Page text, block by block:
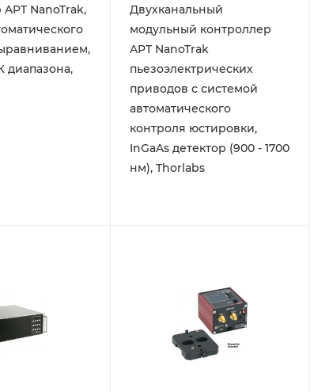
NanoTrak,
Двухканальный
модульный контроллер
APT NanoTrak
пьезоэлектрических
приводов с системой
автоматического
контроля юстировки,
InGaAs детектор (900 - 1700
нм), Thorlabs